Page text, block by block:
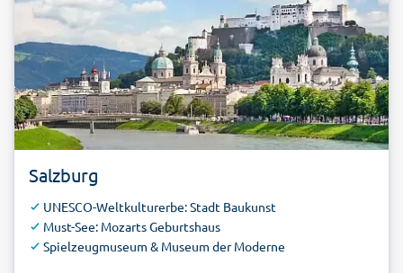
Salzburg
UNESCO-Weltkulturerbe: Stadt Baukunst
Must-See: Mozarts Geburtshaus
Spielzeugmuseum & Museum der Moderne